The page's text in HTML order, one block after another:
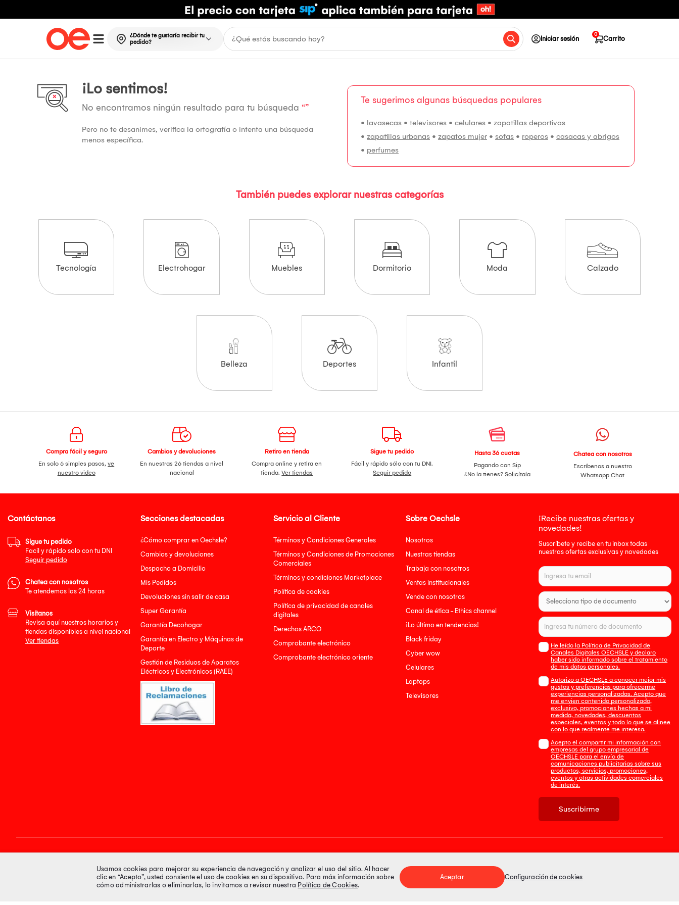
¿Dónde te gustaría recibir tu
pedido?
Iniciar sesión Carrito
0
¡Lo sentimos!
No encontramos ningún resultado para tu búsqueda “”
Pero no te desanimes, verifica la ortografía o intenta una búsqueda
menos específica.
Te sugerimos algunas búsquedas populares
• lavasecas • televisores • celulares • zapatillas deportivas
• zapatillas urbanas • zapatos mujer • sofas • roperos • casacas y abrigos
• perfumes
También puedes explorar nuestras categorías
Tecnología Electrohogar Muebles Dormitorio Moda Calzado
Belleza Deportes Infantil
Compra fácil y seguro
En solo 6 simples pasos,ve
nuestro video
Cambios y devoluciones
En nuestras 26 tiendas a nivel
nacional
Retiro en tienda
Compra online y retira en
tienda.Ver tiendas
Sigue tu pedido
Fácil y rápido sólo con tu DNI.
Seguir pedido
Hasta 36 cuotas
Pagando con Sip
¿No la tienes? Solicítala
Chatea con nosotros
Escríbenos a nuestro
Whatsapp Chat
Secciones destacadas
¿Cómo comprar en Oechsle?
Cambios y devoluciones
Despacho a Domicilio
Mis Pedidos
Devoluciones sin salir de casa
Super Garantía
Garantía Decohogar
Garantía en Electro y Máquinas de
Deporte
Gestión de Residuos de Aparatos
Eléctricos y Electrónicos (RAEE)
Servicio al Cliente
Términos y Condiciones Generales
Términos y Condiciones de Promociones
Comerciales
Términos y condiciones Marketplace
Política de cookies
Política de privacidad de canales
digitales
Derechos ARCO
Comprobante electrónico
Comprobante electrónico oriente
Sobre Oechsle
Nosotros
Nuestras tiendas
Trabaja con nosotros
Ventas institucionales
Vende con nosotros
Canal de ética - Ethics channel
¡Lo último en tendencias!
Black friday
Cyber wow
Celulares
Laptops
Televisores
¡Recibe nuestras ofertas y
novedades!
Suscríbete y recibe en tu inbox todas
nuestras ofertas exclusivas y novedades
He leído la Política de Privacidad de
Canales Digitales OECHSLE y declaro
haber sido informado sobre el tratamiento
de mis datos personales.
Autorizo a OECHSLE a conocer mejor mis
gustos y preferencias para ofrecerme
experiencias personalizadas. Acepto que
me envien contenido personalizado,
exclusivo, promociones hechas a mi
medida, novedades, descuentos
especiales, eventos y todo lo que se alinee
con lo que realmente me interesa.
Acepto el compartir mi información con
empresas del grupo empresarial de
OECHSLE para el envío de
comunicaciones publicitarias sobre sus
productos, servicios, promociones,
eventos y otras actividades comerciales
de interés.
Suscribirme
Contáctanos
Sigue tu pedido
Facil y rápido solo con tu DNI
Seguir pedido
Chatea con nosotros
Te atendemos las 24 horas
Visítanos
Revisa aquí nuestros horarios y
tiendas disponibles a nivel nacional
Ver tiendas
Síguenos en Medios de pago Tienda 100% Segura
Usamos cookies para mejorar su experiencia de navegación y analizar el uso del sitio. Al hacer
clic en “Acepto”, usted consiente el uso de cookies en su dispositivo. Para más información sobre
cómo administrarlas o eliminarlas, lo invitamos a revisar nuestra Política de Cookies.
Aceptar Configuración de cookies